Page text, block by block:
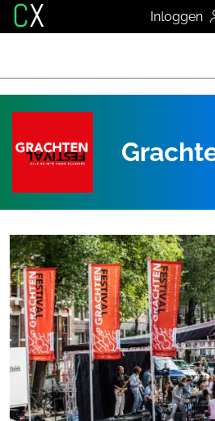
CX Inloggen